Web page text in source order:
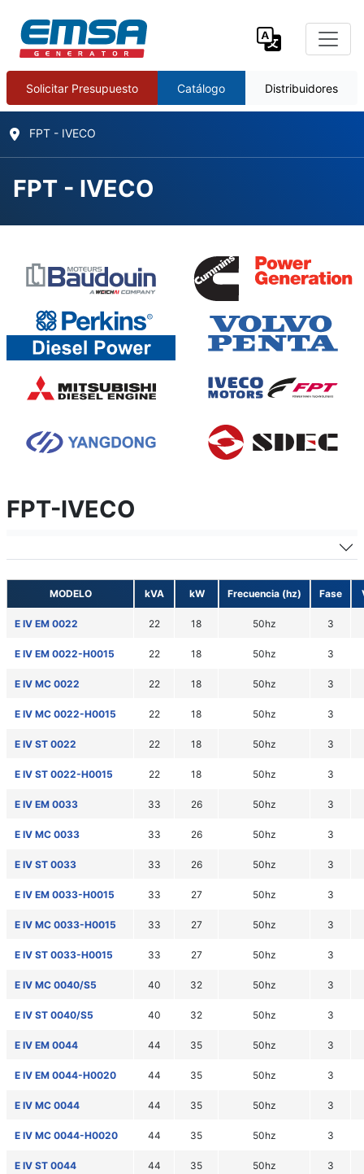
Solicitar Presupuesto Catálogo Distribuidores
FPT - IVECO
FPT - IVECO
FPT-IVECO
MODELO kVA kW Frecuencia (hz) Fase
E IV EM 0022 22 18 50hz 3
E IV EM 0022-H0015 22 18 50hz 3
E IV MC 0022 22 18 50hz 3
E IV MC 0022-H0015 22 18 50hz 3
E IV ST 0022 22 18 50hz 3
E IV ST 0022-H0015 22 18 50hz 3
E IV EM 0033 33 26 50hz 3
E IV MC 0033 33 26 50hz 3
E IV ST 0033 33 26 50hz 3
E IV EM 0033-H0015 33 27 50hz 3
E IV MC 0033-H0015 33 27 50hz 3
E IV ST 0033-H0015 33 27 50hz 3
E IV MC 0040/S5 40 32 50hz 3
E IV ST 0040/S5 40 32 50hz 3
E IV EM 0044 44 35 50hz 3
E IV EM 0044-H0020 44 35 50hz 3
E IV MC 0044 44 35 50hz 3
E IV MC 0044-H0020 44 35 50hz 3
E IV ST 0044 44 35 50hz 3